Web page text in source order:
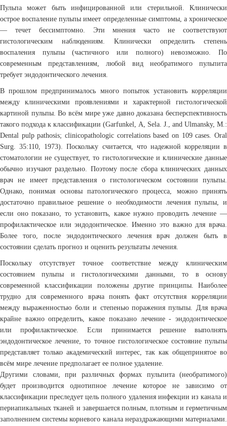
Пульпа может быть инфицированной или стерильной. Клинически
острое воспаление пульпы имеет определенные симптомы, а хроническое
— течет бессимптомно. Эти мнения часто не соответствуют
гистологическим наблюдениям. Клинически определить степень
воспаления пульпы (частичного или полного) невозможно. По
современным представлениям, любой вид необратимого пульпита
требует эндодонтического лечения.
В прошлом предпринималось много попыток установить корреляции
между клиническими проявлениями и характерной гистологической
картиной пульпы. Во всём мире уже давно доказана бесперспективность
такого подхода к классификации (Garfunkel, A, Sela. J., and Ulmansky, M.:
Dental pulp pathosis; clinicopathologic correlations based on 109 cases. Oral
Surg. 35:110, 1973). Поскольку считается, что надежной корреляции в
стоматологии не существует, то гистологические и клинические данные
обычно изучают раздельно. Поэтому после сбора клинических данных
врач не имеет представления о гистологическом состоянии пульпы.
Однако, понимая основы патологического процесса, можно принять
достаточно правильное решение о необходимости лечения пульпы, и
если оно показано, то установить, какое нужно проводить лечение —
профилактическое или эндодонтическое. Именно это важно для врача.
Более того, после эндодонтического лечения врач должен быть в
состоянии сделать прогноз и оценить результаты лечения.
Поскольку отсутствует точное соответствие между клиническим
состоянием пульпы и гистологическими данными, то в основу
современной классификации положены другие принципы. Наиболее
трудно для современного врача понять факт отсутствия корреляции
между выраженностью боли и степенью поражения пульпы. Для врача
крайне важно определить, какое показано лечение - эндодонтическое
или профилактическое. Если принимается решение выполнять
эндодонтическое лечение, то точное гистологическое состояние пульпы
представляет только академический интерес, так как общепринятое во
всём мире лечение предполагает ее полное удаление.
Другими словами, при различных формах пульпита (необратимого)
будет производится однотипное лечение которое не зависимо от
классификации преследует цель полного удаления инфекции из канала и
периапикальных тканей и завершается полным, плотным и герметичным
заполнением системы корневого канала нераздражающими материалами.